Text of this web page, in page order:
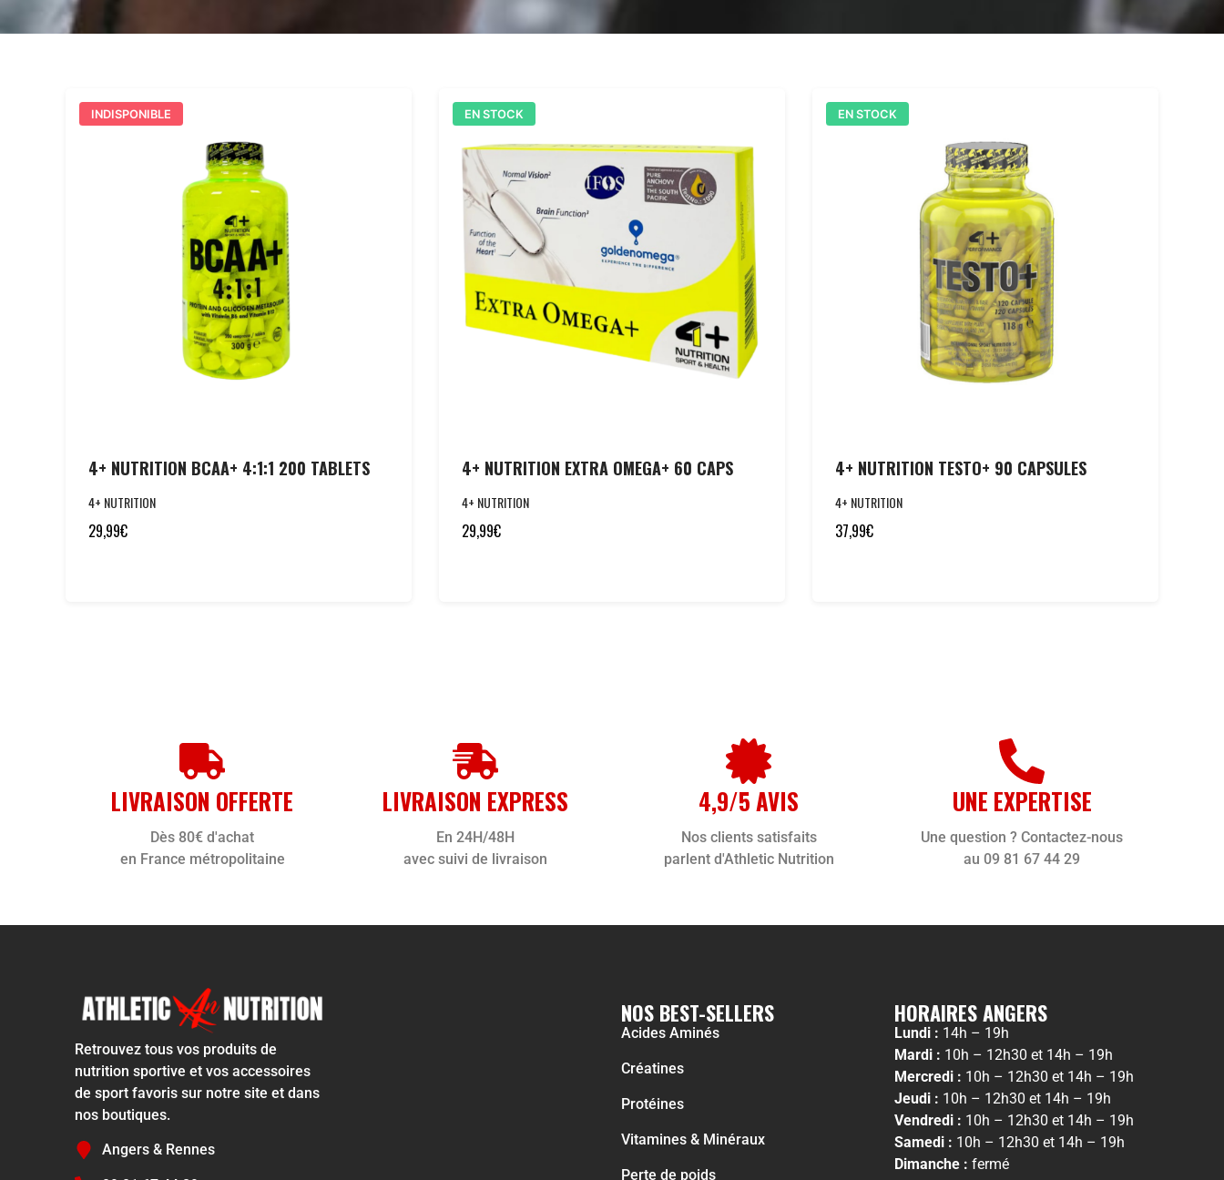
INDISPONIBLE
4+ NUTRITION BCAA+ 4:1:1 200 TABLETS
4+ NUTRITION
29,99€
EN STOCK
4+ NUTRITION EXTRA OMEGA+ 60 CAPS
4+ NUTRITION
29,99€
EN STOCK
4+ NUTRITION TESTO+ 90 CAPSULES
4+ NUTRITION
37,99€
LIVRAISON OFFERTE
Dès 80€ d'achat
en France métropolitaine
LIVRAISON EXPRESS
En 24H/48H
avec suivi de livraison
4,9/5 AVIS
Nos clients satisfaits
parlent d'Athletic Nutrition
UNE EXPERTISE
Une question ? Contactez-nous
au 09 81 67 44 29
Retrouvez tous vos produits de
nutrition sportive et vos accessoires
de sport favoris sur notre site et dans
nos boutiques.
Angers & Rennes
NOS BEST-SELLERS
Acides Aminés
Créatines
Protéines
Vitamines & Minéraux
Perte de poids
HORAIRES ANGERS
Lundi : 14h – 19h
Mardi : 10h – 12h30 et 14h – 19h
Mercredi : 10h – 12h30 et 14h – 19h
Jeudi : 10h – 12h30 et 14h – 19h
Vendredi : 10h – 12h30 et 14h – 19h
Samedi : 10h – 12h30 et 14h – 19h
Dimanche : fermé